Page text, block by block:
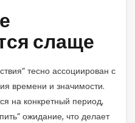
слаще
тесно ассоциирован с
времени и значимости.
на конкретный период,
ожидание, что делает